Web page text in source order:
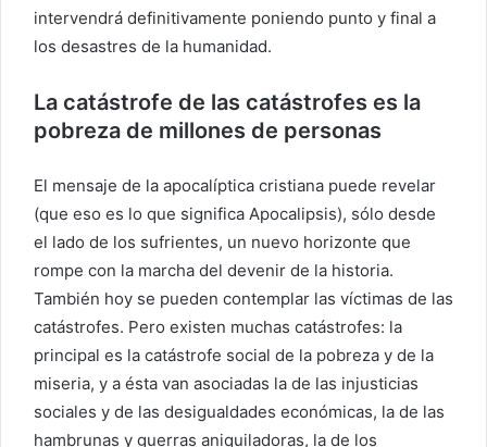
intervendrá definitivamente poniendo punto y final a
los desastres de la humanidad.
La catástrofe de las catástrofes es la
pobreza de millones de personas
El mensaje de la apocalíptica cristiana puede revelar
(que eso es lo que significa Apocalipsis), sólo desde
el lado de los sufrientes, un nuevo horizonte que
rompe con la marcha del devenir de la historia.
También hoy se pueden contemplar las víctimas de las
catástrofes. Pero existen muchas catástrofes: la
principal es la catástrofe social de la pobreza y de la
miseria, y a ésta van asociadas la de las injusticias
sociales y de las desigualdades económicas, la de las
hambrunas y guerras aniquiladoras, la de los